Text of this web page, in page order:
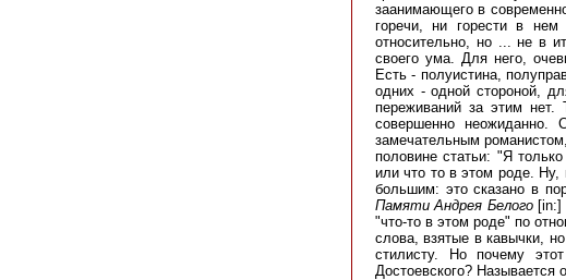
заанимающего в
горечи, ни горести в нем
относительно, но ... не в
своего ума. Для него,
Есть - полуистина,
одних - одной стороной,
переживаний за этим нет.
совершенно неожиданно.
замечательным
половине статьи: "Я
или что то в этом роде.
большим: это сказано в
Памяти Андрея Белого[in:]
"что-то в этом роде" по
слова, взятые в кавычки,
стилисту. Но почему
Достоевского? Называется